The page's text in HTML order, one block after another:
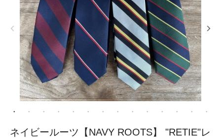
ネイビールーツ【NAVY ROOTS】 "RETIE"レ